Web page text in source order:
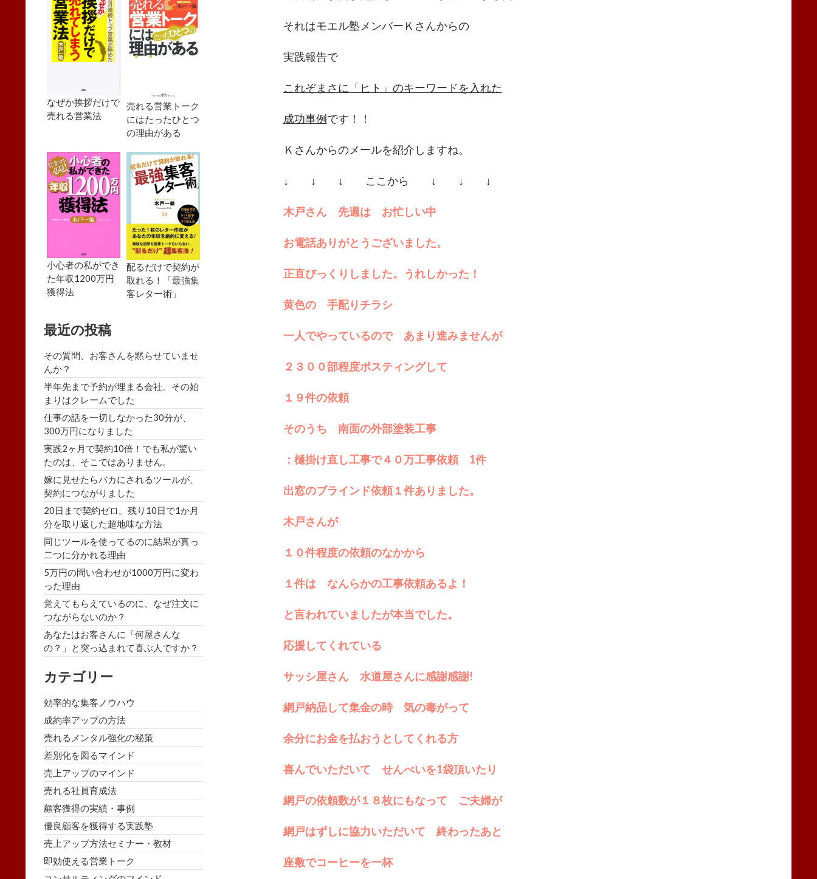
それはモエル塾メンバーＫさんからの
実践報告で
これぞまさに「ヒト」のキーワードを入れた
成功事例です！！
Ｋさんからのメールを紹介しますね。
↓ ↓ ↓ ここから ↓ ↓ ↓
木戸さん 先週は お忙しい中
お電話ありがとうございました。
正直びっくりしました。うれしかった！
黄色の 手配りチラシ
一人でやっているので あまり進みませんが
２３００部程度ポスティングして
１９件の依頼
そのうち 南面の外部塗装工事
：樋掛け直し工事で４０万工事依頼 1件
出窓のブラインド依頼１件ありました。
木戸さんが
１０件程度の依頼のなかから
１件は なんらかの工事依頼あるよ！
と言われていましたが本当でした。
応援してくれている
サッシ屋さん 水道屋さんに感謝感謝!
網戸納品して集金の時 気の毒がって
余分にお金を払おうとしてくれる方
喜んでいただいて せんべいを1袋頂いたり
網戸の依頼数が１８枚にもなって ご夫婦が
網戸はずしに協力いただいて 終わったあと
座敷でコーヒーを一杯
なぜか挨拶だけで
売れる営業法
売れる営業トーク
にはたったひとつ
の理由がある
小心者の私ができ
た年収1200万円
獲得法
配るだけで契約が
取れる！「最強集
客レター術」
最近の投稿
その質問、お客さんを黙らせていませ
んか？
半年先まで予約が埋まる会社。その始
まりはクレームでした
仕事の話を一切しなかった30分が、
300万円になりました
実践2ヶ月で契約10倍！でも私が驚い
たのは、そこではありません。
嫁に見せたらバカにされるツールが、
契約につながりました
20日まで契約ゼロ。残り10日で1か月
分を取り返した超地味な方法
同じツールを使ってるのに結果が真っ
二つに分かれる理由
5万円の問い合わせが1000万円に変わ
った理由
覚えてもらえているのに、なぜ注文に
つながらないのか？
あなたはお客さんに「何屋さんな
の？」と突っ込まれて喜ぶ人ですか？
カテゴリー
効率的な集客ノウハウ
成約率アップの方法
売れるメンタル強化の秘策
差別化を図るマインド
売上アップのマインド
売れる社員育成法
顧客獲得の実績・事例
優良顧客を獲得する実践塾
売上アップ方法セミナー・教材
即効使える営業トーク